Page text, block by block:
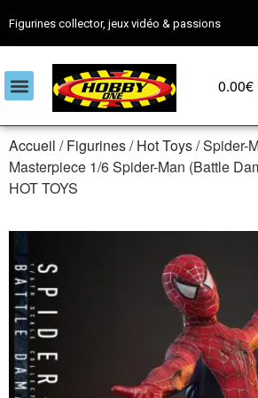
Figurines collector, jeux vidéo & passions
0.00€
Accueil /Figurines/Hot Toys/ Spider-
Masterpiece 1/6 Spider-Man (Battle
HOT TOYS